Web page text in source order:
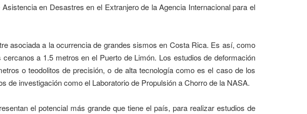
en Desastres en el Extranjero de la Agencia Internacional para el
asociada a la ocurrencia de grandes sismos en Costa Rica. Es así, como
a 1.5 metros en el Puerto de Limón. Los estudios de deformación
o teodolitos de precisión, o de alta tecnología como es el caso de los
investigación como el Laboratorio de Propulsión a Chorro de la NASA.
el potencial más grande que tiene el país, para realizar estudios de